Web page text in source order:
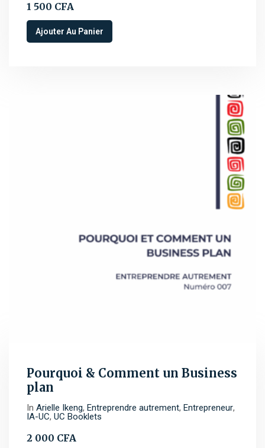
1 500 CFA
Ajouter Au Panier
Pourquoi & Comment un Business
plan
In Arielle Ikeng, Entreprendre autrement, Entrepreneur,
IA-UC, UC Booklets
2 000 CFA